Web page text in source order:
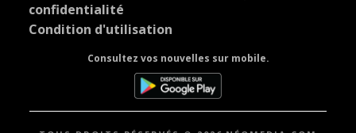
confidentialité
Condition d'utilisation
Consultez vos nouvelles sur mobile.